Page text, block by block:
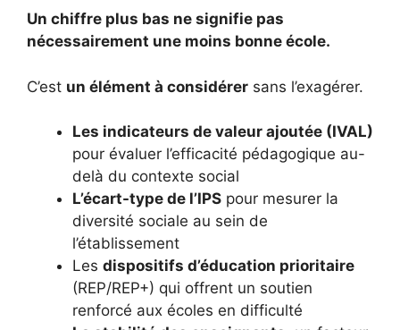
Un chiffre plus bas ne signifie pas
nécessairement une moins bonne école.
C’est un élément à considérer sans l’exagérer.
Les indicateurs de valeur ajoutée (IVAL)
pour évaluer l’efficacité pédagogique au-
delà du contexte social
L’écart-type de l’IPS pour mesurer la
diversité sociale au sein de
l’établissement
Les dispositifs d’éducation prioritaire
(REP/REP+) qui offrent un soutien
renforcé aux écoles en difficulté